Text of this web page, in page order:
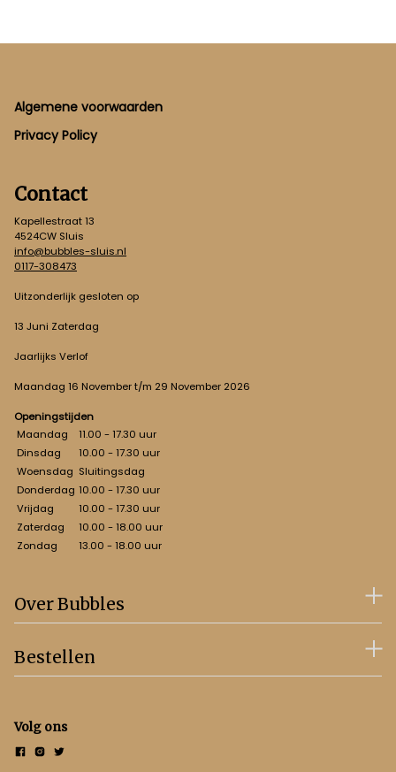
Footer
Algemene voorwaarden
Privacy Policy
Contact
Kapellestraat 13
4524CW Sluis
info@bubbles-sluis.nl
0117-308473
Uitzonderlijk gesloten op
13 Juni Zaterdag
Jaarlijks Verlof
Maandag 16 November t/m 29 November 2026
Openingstijden
Maandag
11.00 - 17.30 uur
Dinsdag
10.00 - 17.30 uur
Woensdag Sluitingsdag
Donderdag 10.00 - 17.30 uur
Vrijdag
10.00 - 17.30 uur
Zaterdag
10.00 - 18.00 uur
Zondag
13.00 - 18.00 uur
Over Bubbles
Bestellen
Volg ons